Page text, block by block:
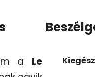
a Le